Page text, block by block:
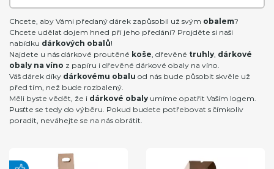
Chcete, aby Vámi předaný dárek zapůsobil už svým obalem?
Chcete udělat dojem hned při jeho předání? Projděte si naši
nabídku dárkových obalů!
Najdete u nás dárkové proutěné koše , dřevěné truhly dárkové
obaly na víno z papíru i dřevěné dárkové obaly na víno.
Váš dárek díky dárkovému obalu od nás bude působit skvěle už
před tím, než bude rozbalený.
Měli byste vědět, že i dárkové obaly umíme opatřit Vaším logem.
Pusťte se tedy do výběru. Pokud budete potřebovat s čímkoliv
poradit, neváhejte se na nás obrátit.